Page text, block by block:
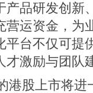
产品研发创新
营运资金，为
平台不仅可提
才激励与团队
港股上市将